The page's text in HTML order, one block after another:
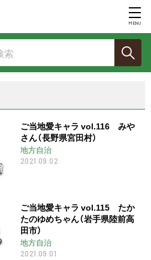
MENU
ご当地愛キャラ vol.116 みや
さん（長野県宮田村）
地方自治
2021.09.02
ご当地愛キャラ vol.115 たか
たのゆめちゃん（岩手県陸前高
田市）
地方自治
2021.09.01